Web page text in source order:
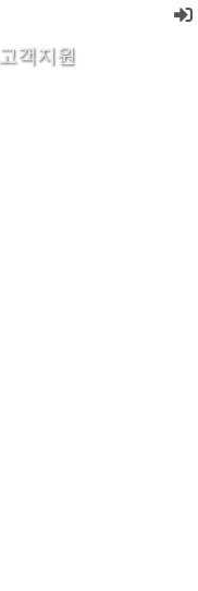
고객지원